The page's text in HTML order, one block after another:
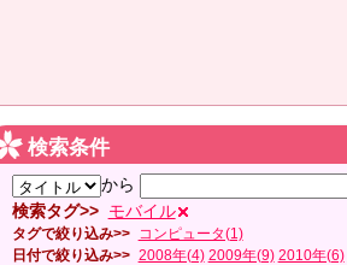
検索条件
から
検索タグ モバイル
タグで絞り込み
コンピュータ(1)
日付で絞り込み
2008年(4) 2009年(9) 2010年(6)